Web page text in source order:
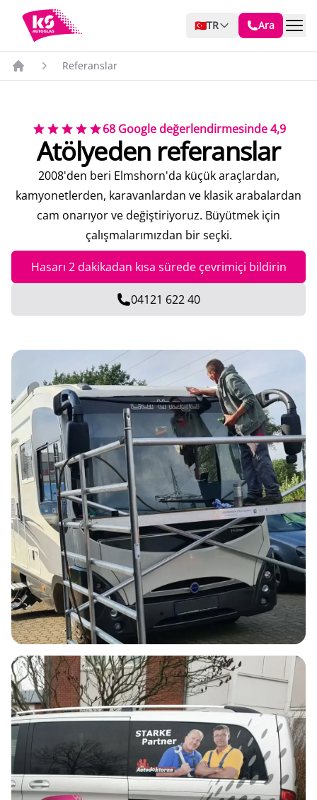
🇹🇷TR Ara
Ana Sayfa
Referanslar
68 Google değerlendirmesinde 4,9
Atölyeden referanslar
2008'den beri Elmshorn'da küçük araçlardan,
kamyonetlerden, karavanlardan ve klasik arabalardan
cam onarıyor ve değiştiriyoruz. Büyütmek için
çalışmalarımızdan bir seçki.
Hasarı 2 dakikadan kısa sürede çevrimiçi bildirin
04121 622 40